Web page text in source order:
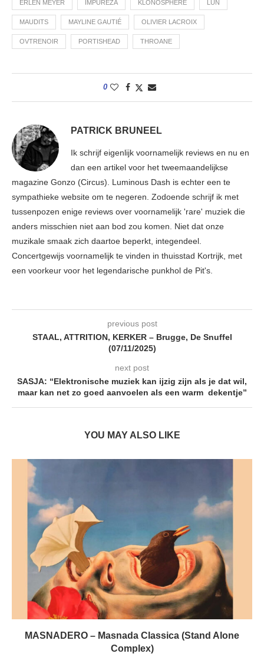
ERLEN MEYER IMPUREZA KLONOSPHERE LŮN
MAUDITS MAYLINE GAUTIÉ OLIVIER LACROIX
OVTRENOIR PORTISHEAD THROANE
0
PATRICK BRUNEEL
Ik schrijf eigenlijk voornamelijk reviews en nu en
dan een artikel voor het tweemaandelijkse
magazine Gonzo (Circus). Luminous Dash is echter een te
sympathieke website om te negeren. Zodoende schrijf ik met
tussenpozen enige reviews over voornamelijk 'rare' muziek die
anders misschien niet aan bod zou komen. Niet dat onze
muzikale smaak zich daartoe beperkt, integendeel.
Concertgewijs voornamelijk te vinden in thuisstad Kortrijk, met
een voorkeur voor het legendarische punkhol de Pit's.
previous post
STAAL, ATTRITION, KERKER – Brugge, De Snuffel
(07/11/2025)
next post
SASJA: “Elektronische muziek kan ijzig zijn als je dat wil,
maar kan net zo goed aanvoelen als een warm dekentje”
YOU MAY ALSO LIKE
MASNADERO – Masnada Classica (Stand Alone
Complex)